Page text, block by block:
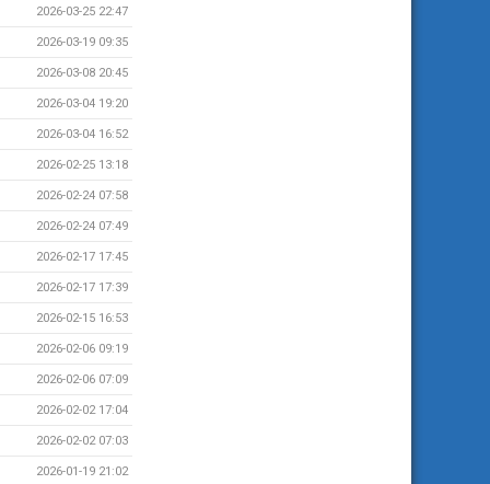
2026-03-25 22:47
2026-03-19 09:35
2026-03-08 20:45
2026-03-04 19:20
2026-03-04 16:52
2026-02-25 13:18
2026-02-24 07:58
2026-02-24 07:49
2026-02-17 17:45
2026-02-17 17:39
2026-02-15 16:53
2026-02-06 09:19
2026-02-06 07:09
2026-02-02 17:04
2026-02-02 07:03
2026-01-19 21:02